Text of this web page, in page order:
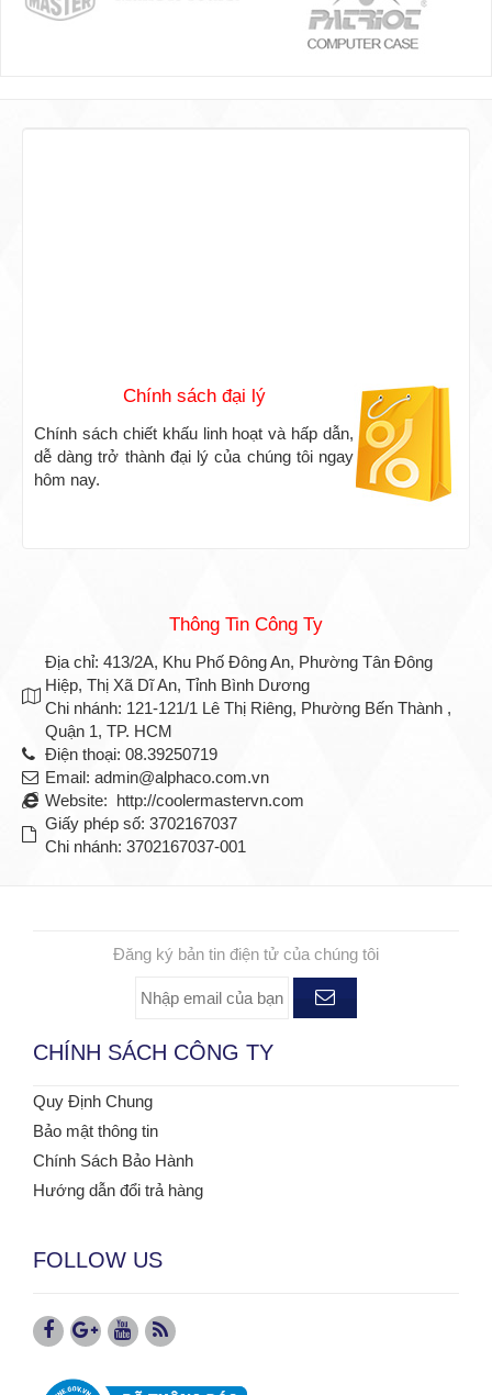
Chính sách đại lý
Chính sách chiết khấu linh hoạt và hấp dẫn,
dễ dàng trở thành đại lý của chúng tôi ngay
hôm nay.
Thông Tin Công Ty
Địa chỉ: 413/2A, Khu Phố Đông An, Phường Tân Đông
Hiệp, Thị Xã Dĩ An, Tỉnh Bình Dương
Chi nhánh: 121-121/1 Lê Thị Riêng, Phường Bến Thành ,
Quận 1, TP. HCM
Điện thoại: 08.39250719
Email: admin@alphaco.com.vn
Website: http://coolermastervn.com
Giấy phép số: 3702167037
Chi nhánh: 3702167037-001
Đăng ký bản tin điện tử của chúng tôi
CHÍNH SÁCH CÔNG TY
Quy Định Chung
Bảo mật thông tin
Chính Sách Bảo Hành
Hướng dẫn đổi trả hàng
FOLLOW US